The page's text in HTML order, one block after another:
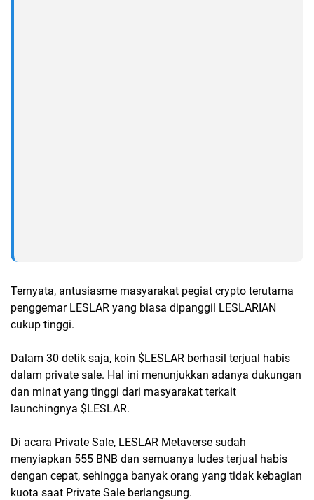
Ternyata, antusiasme masyarakat pegiat crypto terutama
penggemar LESLAR yang biasa dipanggil LESLARIAN
cukup tinggi.
Dalam 30 detik saja, koin $LESLAR berhasil terjual habis
dalam private sale. Hal ini menunjukkan adanya dukungan
dan minat yang tinggi dari masyarakat terkait
launchingnya $LESLAR.
Di acara Private Sale, LESLAR Metaverse sudah
menyiapkan 555 BNB dan semuanya ludes terjual habis
dengan cepat, sehingga banyak orang yang tidak kebagian
kuota saat Private Sale berlangsung.